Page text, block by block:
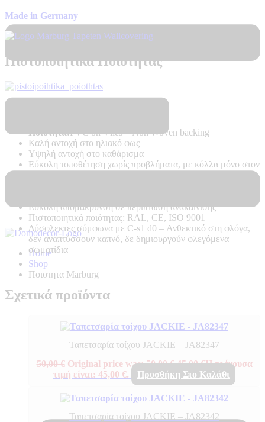
Home
Shop
Ποιοτητα Marburg
Made in Germany
Πιστοποιητικά Ποιότητας
Ποιότητα:PVC on Vlies – Non Woven backing
Καλή αντοχή στο ηλιακό φως
Υψηλή αντοχή στο καθάρισμα
Εύκολη τοποθέτηση χωρίς προβλήματα, με κόλλα μόνο στον
Εύκολη απομάκρυνση σε περίπτωση ανακαίνισης
Πιστοποιητικά ποιότητας: RAL, CE, ISO 9001
Δύσφλεκτες σύμφωνα με C-s1 d0 – Ανθεκτικό στη φλόγα,
δεν αναπτύσσουν καπνό, δε δημιουργούν φλεγόμενα
σωματίδια
Σχετικά προϊόντα
Ταπετσαρία τοίχου JACKIE – JA82347
50,00€ Original price was: 50,00 €.45,00€Η τρέχουσα
τιμή είναι: 45,00 €.
Προσθήκη Στο Καλάθι
Ταπετσαρία τοίχου JACKIE – JA82342